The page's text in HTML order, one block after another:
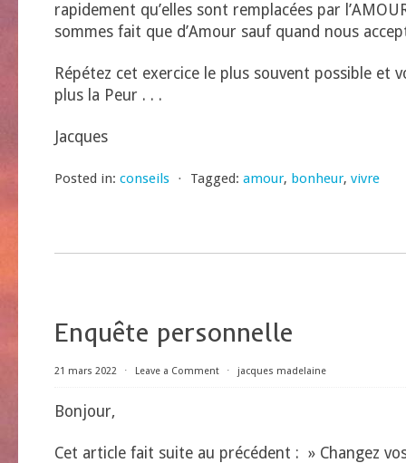
rapidement qu’elles sont remplacées par
sommes fait que d’Amour sauf quand nous
Répétez cet exercice le plus souvent possible et
plus la Peur . . .
Jacques
Posted in: conseils ⋅ Tagged: amour, bonheur, vivre
Enquête personnelle
21 mars 2022 ⋅ Leave a Comment ⋅ jacques madelaine
Bonjour,
Cet article fait suite au précédent : » Changez